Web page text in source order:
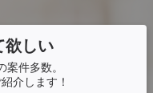
欲しい
件多数。
介します！